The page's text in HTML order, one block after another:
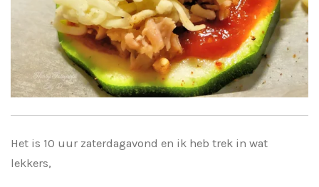
Het is 10 uur zaterdagavond en ik heb trek in wat
lekkers,